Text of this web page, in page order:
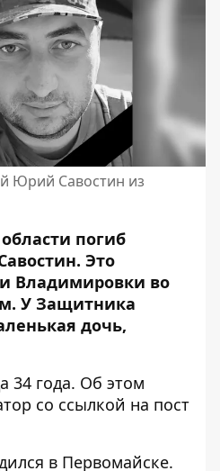
Юрий Савостин из
погиб
Это
Владимировки во
У Защитника
дочь,
34 года. Об этом
со ссылкой на пост
в Первомайске.